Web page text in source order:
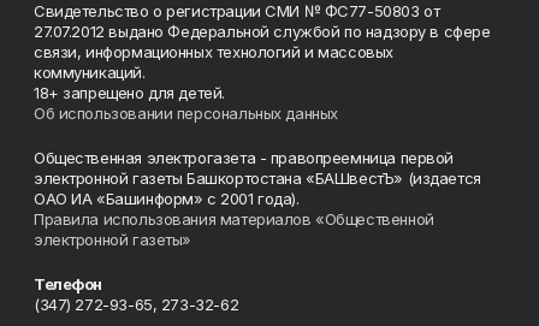
Свидетельство о регистрации СМИ № ФС77-50803 от
27.07.2012 выдано Федеральной службой по надзору в сфере
связи, информационных технологий и массовых
коммуникаций.
18+ запрещено для детей.
Об использовании персональных данных
Общественная электрогазета - правопреемница первой
электронной газеты Башкортостана «БАШвестЪ» (издается
ОАО ИА «Башинформ» с 2001 года).
Правила использования материалов «Общественной
электронной газеты»
Телефон
(347) 272-93-65, 273-32-62